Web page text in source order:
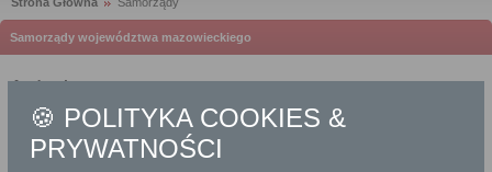
Samorządy województwa mazowieckiego
Andrzejewo
Urząd Gminy Andrzejewo
Baboszewo
🍪 POLITYKA COOKIES &
PRYWATNOŚCI